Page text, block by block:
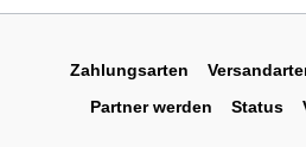
Zahlungsarten
Partner werden
Status